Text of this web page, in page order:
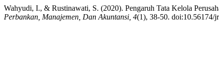
Wahyudi, I., & Rustinawati, S. (2020). Pengaruh Tata Kelola
Perbankan, Manajemen, Dan Akuntansi, 4(1), 38-50. doi:10.56174/